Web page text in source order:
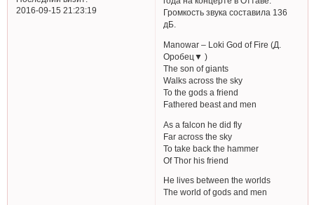
2016-09-15 21:23:19
Громкость звука составила 136
дБ.
Manowar – Loki God of Fire (Д.
Оробец▼ )
The son of giants
Walks across the sky
To the gods a friend
Fathered beast and men
As a falcon he did fly
Far across the sky
To take back the hammer
Of Thor his friend
He lives between the worlds
The world of gods and men